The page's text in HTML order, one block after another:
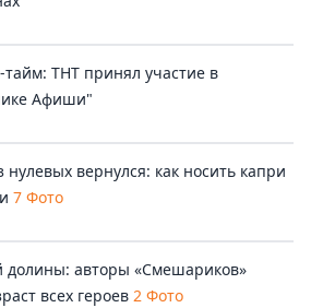
ТНТ принял участие в
Афиши"
вернулся: как носить капри
7 Фото
долины: авторы «Смешариков»
всех героев 2 Фото